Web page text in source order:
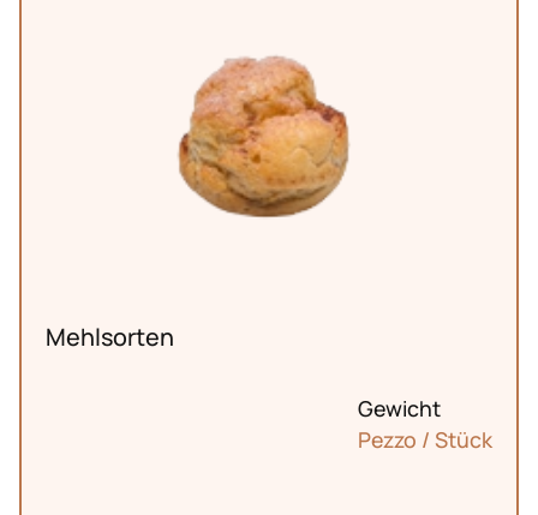
Mehlsorten
Gewicht
Pezzo / Stück